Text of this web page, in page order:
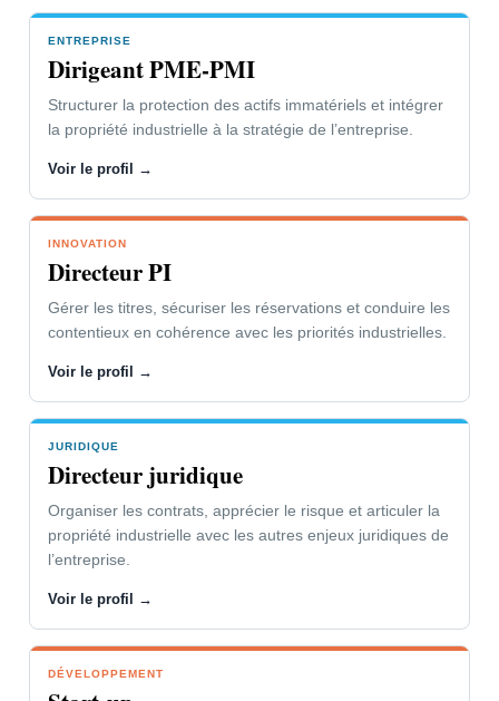
Dirigeant PME-PMI
Accéder à la page “Vous êtes” →
VOTRE PROBLÉMATIQUE
L’innovation soutient vos parts de
marché et la dynamique de l’entreprise.
Vous devez faire respecter vos droits ou
combattre ceux de vos concurrents.
NOTRE CONCOURS
votre organisation et à vos
œuvre des stratégies.
ENTREPRISE
Dirigeant PME-PMI
Structurer la protection des actifs immatériels et intégrer
la propriété industrielle à la stratégie de l’entreprise.
Voir le profil →
INNOVATION
Directeur PI
Gérer les titres, sécuriser les réservations et conduire les
contentieux en cohérence avec les priorités industrielles.
Voir le profil →
JURIDIQUE
Directeur juridique
Organiser les contrats, apprécier le risque et articuler la
propriété industrielle avec les autres enjeux juridiques de
l’entreprise.
Voir le profil →
DÉVELOPPEMENT